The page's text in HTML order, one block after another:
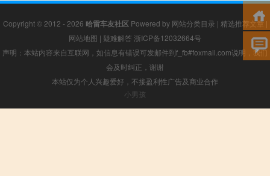
Copyright © 2012 - 2026 哈雷车友社区Powered by 网站分类目录 | 精选推荐文章|
网站地图 | 疑难解答 浙ICP备12032664号
声明：本站内容来自互联网，如信息有错误可发邮件到f_fb#foxmail.com说明，我们
会及时纠正，谢谢
本站仅为个人兴趣爱好，不接盈利性广告及商业合作
小男孩